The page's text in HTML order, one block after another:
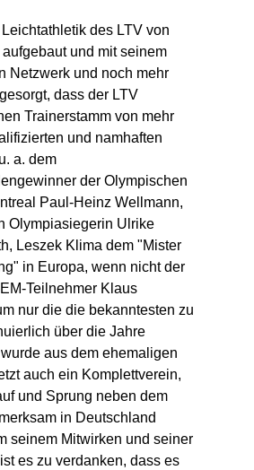
des LTV von
und mit seinem
Netzwerk und noch mehr
dass der LTV
Trainerstamm von mehr
und namhaften
a. dem
der Olympischen
Paul-Heinz Wellmann,
Olympiasiegerin Ulrike
Leszek Klima dem "Mister
in Europa, wenn nicht der
Teilnehmer Klaus
nur die die bekanntesten zu
über die Jahre
aus dem ehemaligen
auch ein Komplettverein,
und Sprung neben dem
in Deutschland
seinem Mitwirken und seiner
es zu verdanken, dass es